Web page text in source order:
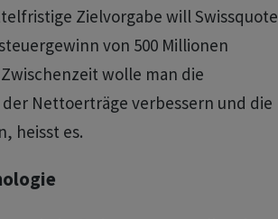
Zielvorgabe will Swissquote
von 500 Millionen
wolle man die
Nettoerträge verbessern und die
heisst es.